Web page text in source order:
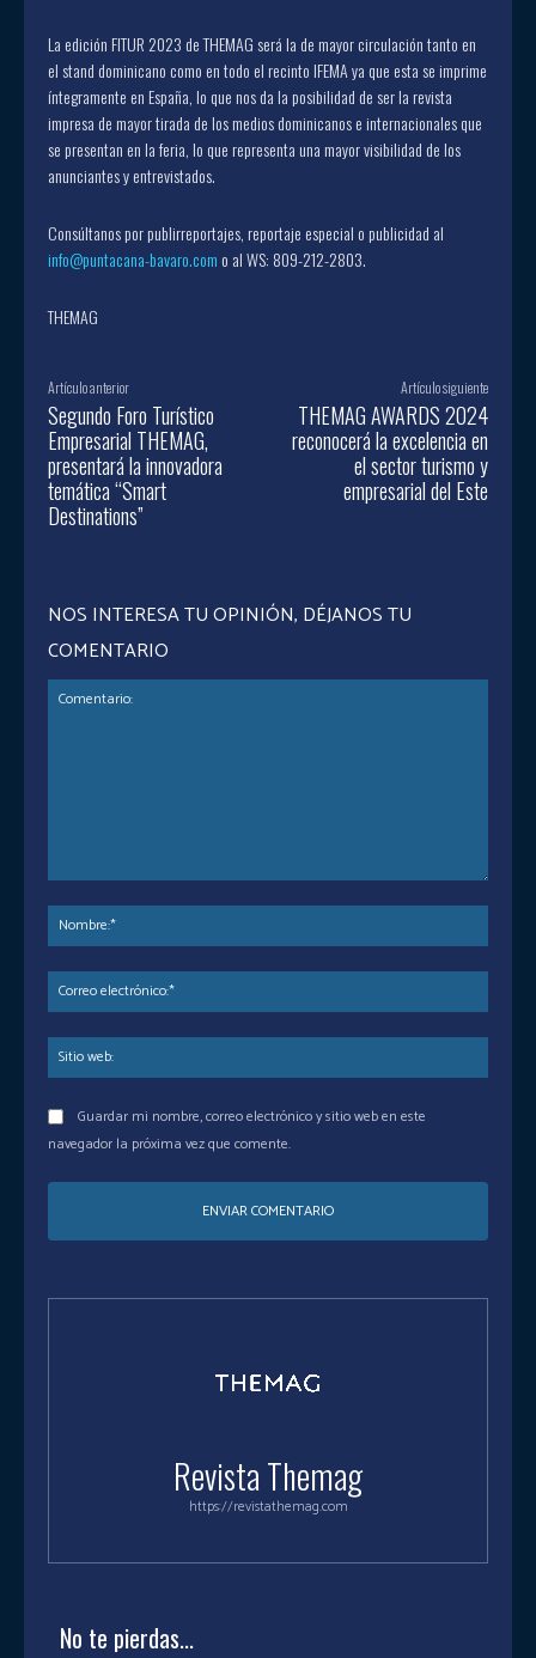
La edición FITUR 2023 de THEMAG será la de mayor circulación tanto en
el stand dominicano como en todo el recinto IFEMA ya que esta se imprime
íntegramente en España, lo que nos da la posibilidad de ser la revista
impresa de mayor tirada de los medios dominicanos e internacionales que
se presentan en la feria, lo que representa una mayor visibilidad de los
anunciantes y entrevistados.
Consúltanos por publirreportajes, reportaje especial o publicidad al
info@puntacana-bavaro.com o al WS: 809-212-2803.
THEMAG
Artículo anterior
Segundo Foro Turístico
Empresarial THEMAG,
presentará la innovadora
temática “Smart
Destinations”
Artículo siguiente
THEMAG AWARDS 2024
reconocerá la excelencia en
el sector turismo y
empresarial del Este
NOS INTERESA TU OPINIÓN, DÉJANOS TU
COMENTARIO
web:
Guardar mi nombre, correo electrónico y sitio web en este
navegador la próxima vez que comente.
Revista Themag
https://revistathemag.com
No te pierdas...